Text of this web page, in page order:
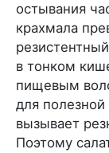
остывания
крахмала
в тонком
пищевым
для
вызывает
Поэтому